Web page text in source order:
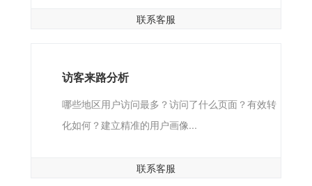
联系客服
访客来路分析
哪些地区用户访问最多？访问了什么页面？有效转
化如何？建立精准的用户画像...
联系客服